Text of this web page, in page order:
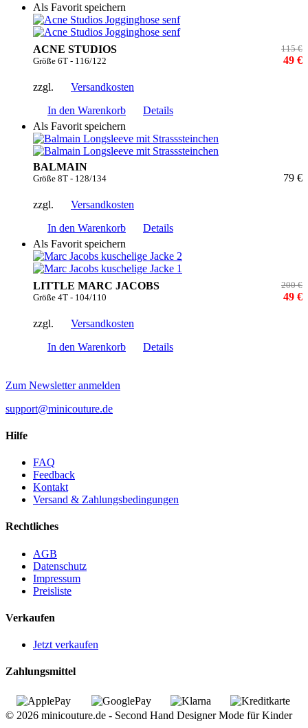
Als Favorit speichern
ACNE STUDIOS
Größe 6T - 116/122
115 €
49 €
zzgl.
Versandkosten
In den Warenkorb
Details
Als Favorit speichern
BALMAIN
Größe 8T - 128/134 79 €
zzgl.
Versandkosten
In den Warenkorb
Details
Als Favorit speichern
LITTLE MARC JACOBS
Größe 4T - 104/110
200 €
49 €
zzgl.
Versandkosten
In den Warenkorb
Details
Zum Newsletter anmelden
support@minicouture.de
Hilfe
FAQ
Feedback
Kontakt
Versand & Zahlungsbedingungen
Rechtliches
AGB
Datenschutz
Impressum
Preisliste
Verkaufen
Jetzt verkaufen
Zahlungsmittel
© 2026 minicouture.de - Second Hand Designer Mode für Kinder